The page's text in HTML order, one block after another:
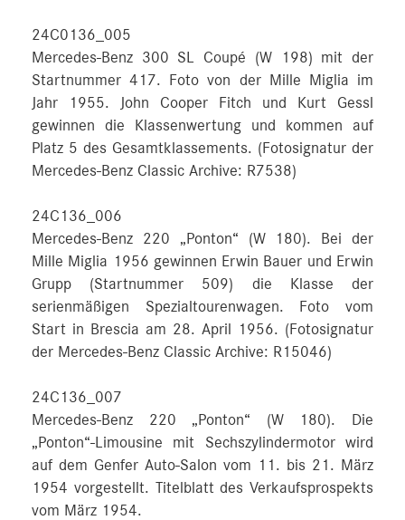
24C0136_005
Mercedes-Benz 300 SL Coupé (W 198) mit der
Startnummer 417. Foto von der Mille Miglia im
Jahr 1955. John Cooper Fitch und Kurt Gessl
gewinnen die Klassenwertung und kommen auf
Platz 5 des Gesamtklassements. (Fotosignatur der
Mercedes-Benz Classic Archive: R7538)
24C136_006
Mercedes-Benz 220 „Ponton“ (W 180). Bei der
Mille Miglia 1956 gewinnen Erwin Bauer und Erwin
Grupp (Startnummer 509) die Klasse der
serienmäßigen Spezialtourenwagen. Foto vom
Start in Brescia am 28. April 1956. (Fotosignatur
der Mercedes-Benz Classic Archive: R15046)
24C136_007
Mercedes-Benz 220 „Ponton“ (W 180). Die
„Ponton“-Limousine mit Sechszylindermotor wird
auf dem Genfer Auto-Salon vom 11. bis 21. März
1954 vorgestellt. Titelblatt des Verkaufsprospekts
vom März 1954.